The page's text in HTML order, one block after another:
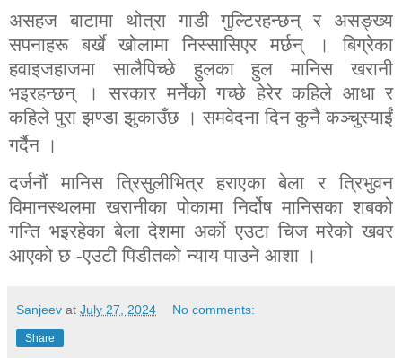
असहज बाटामा थोत्रा गाडी गुल्टिरहन्छन् र असङ्ख्य
सपनाहरू बर्खे खोलामा निस्सासिएर मर्छन् । बिग्रेका
हवाइजहाजमा सालैपिच्छे हुलका हुल मानिस खरानी
भइरहन्छन् । सरकार मर्नेको गच्छे हेरेर कहिले आधा र
कहिले पुरा झण्डा झुकाउँछ । समवेदना दिन कुनै कञ्चुस्याईं
गर्दैन ।
दर्जनौं मानिस त्रिसुलीभित्र हराएका बेला र त्रिभुवन
विमानस्थलमा खरानीका पोकामा निर्दोष मानिसका शबको
गन्ति भइरहेका बेला देशमा अर्को एउटा चिज मरेको खवर
आएको छ -एउटी पिडीतको न्याय पाउने आशा ।
Sanjeev at July 27, 2024 No comments:
Share